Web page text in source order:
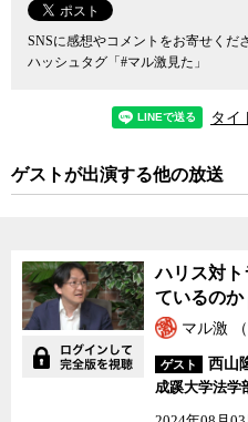
また、その間、大統領選挙戦中
共謀して選挙に介入を試みたと
も、ウォーターゲート事件を凌
は、特別検察官が任命され大統
トランプ自身は自らの関与は否
を及ぼす可能性がある。また、仮
11月に中間選挙が予定される
を窺っていた有権者もそろそろ
ようとするだろうし、現在進行
るかも未知数だが、いずれにし
の政権運営には早晩限界が来る
SNSに感想やコメントをお寄せくだ
ハッシュタグ「#マル激見た」
タイ
ゲストが出演する他の放送
ハリス対ト
ているのか
マル激 （
ゲスト
西山
成蹊大学法学